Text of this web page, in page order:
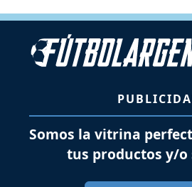
Somos la vitrina
tus productos y/o